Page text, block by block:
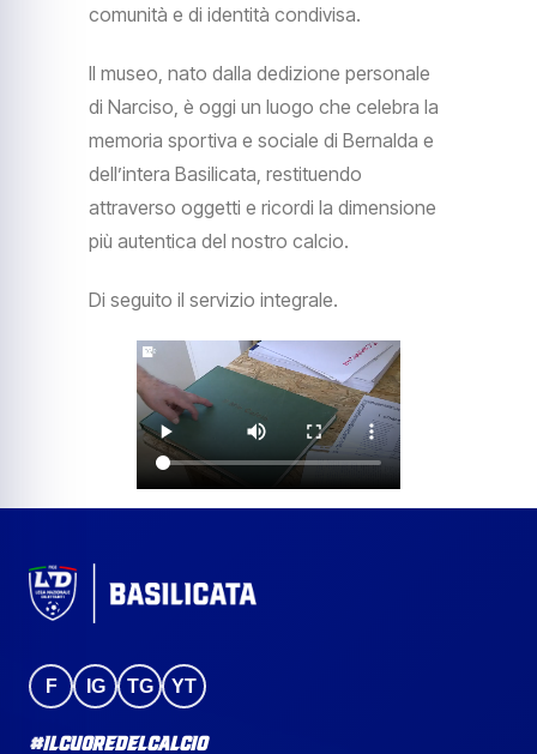
comunità e di identità condivisa.
Il museo, nato dalla dedizione personale
di Narciso, è oggi un luogo che celebra la
memoria sportiva e sociale di Bernalda e
dell’intera Basilicata, restituendo
attraverso oggetti e ricordi la dimensione
più autentica del nostro calcio.
Di seguito il servizio integrale.
F IG TG YT
#IlCuoreDelCalcio